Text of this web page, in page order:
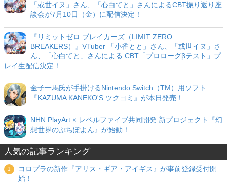
「或世イヌ」さん、「心白てと」さんによるCBT振り返り座
談会が7月10日（金）に配信決定！
『リミットゼロ ブレイカーズ（LIMIT ZERO
BREAKERS）』VTuber 「小雀とと」さん、「或世イヌ」さ
ん、「心白てと」さんによる CBT「プロローグβテスト」プ
レイ生配信決定！
金子一馬氏が手掛けるNintendo Switch（TM）用ソフト
『KAZUMA KANEKO'S ツクヨミ』が本日発売！
NHN PlayArt × レベルファイブ共同開発 新プロジェクト『幻
想世界のぷちぽよん』が始動！
人気の記事ランキング
コロプラの新作『アリス・ギア・アイギス』が事前登録受付開
始！